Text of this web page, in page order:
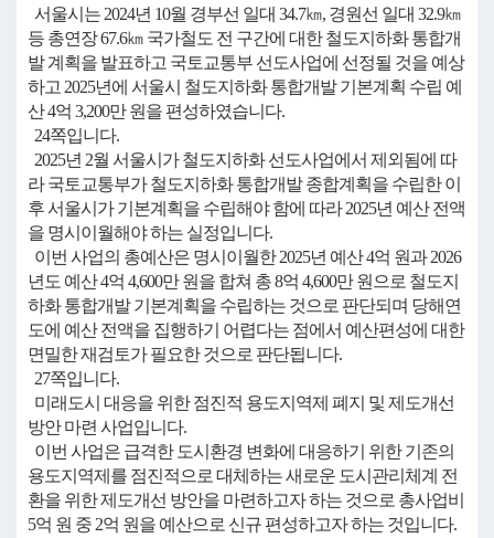
서울시는 2024년 10월 경부선 일대 34.7㎞, 경원선 일대 32.9㎞
등 총연장 67.6㎞ 국가철도 전 구간에 대한 철도지하화 통합개
발 계획을 발표하고 국토교통부 선도사업에 선정될 것을 예상
하고 2025년에 서울시 철도지하화 통합개발 기본계획 수립 예
산 4억 3,200만 원을 편성하였습니다.
24쪽입니다.
2025년 2월 서울시가 철도지하화 선도사업에서 제외됨에 따
라 국토교통부가 철도지하화 통합개발 종합계획을 수립한 이
후 서울시가 기본계획을 수립해야 함에 따라 2025년 예산 전액
을 명시이월해야 하는 실정입니다.
이번 사업의 총예산은 명시이월한 2025년 예산 4억 원과 2026
년도 예산 4억 4,600만 원을 합쳐 총 8억 4,600만 원으로 철도지
하화 통합개발 기본계획을 수립하는 것으로 판단되며 당해연
도에 예산 전액을 집행하기 어렵다는 점에서 예산편성에 대한
면밀한 재검토가 필요한 것으로 판단됩니다.
27쪽입니다.
미래도시 대응을 위한 점진적 용도지역제 폐지 및 제도개선
방안 마련 사업입니다.
이번 사업은 급격한 도시환경 변화에 대응하기 위한 기존의
용도지역제를 점진적으로 대체하는 새로운 도시관리체계 전
환을 위한 제도개선 방안을 마련하고자 하는 것으로 총사업비
5억 원 중 2억 원을 예산으로 신규 편성하고자 하는 것입니다.